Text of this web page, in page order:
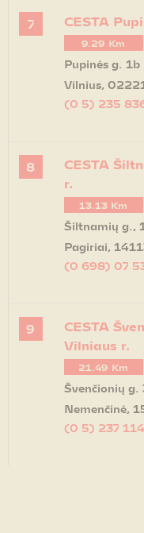
7 CESTA
9.29 Km
Pupinės g. 1b
Vilnius,
(0 5) 235
8
CESTA
r.
13.13 Km
Šiltnamių g.,
Pagiriai,
(0 698) 07
9
CESTA
Vilniaus r.
21.49 Km
Švenčionių g.
Nemenčinė,
(0 5) 237